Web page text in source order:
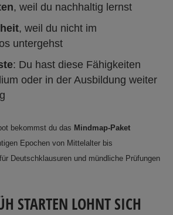
, weil du nachhaltig lernst
, weil du nicht im
untergehst
: Du hast diese Fähigkeiten
oder in der Ausbildung weiter
bekommst du das Mindmap-Paket
Epochen von Mittelalter bis
Deutschklausuren und mündliche Prüfungen
STARTEN LOHNT SICH